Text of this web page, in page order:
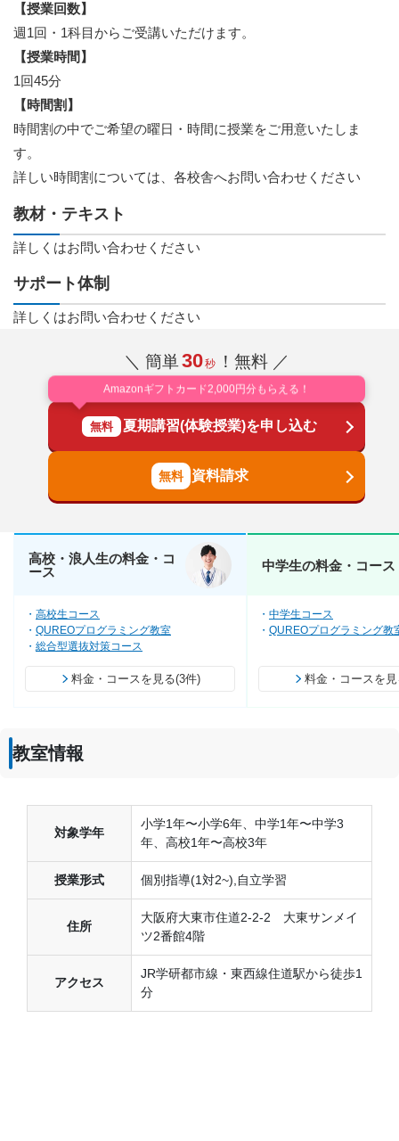
【授業回数】
週1回・1科目からご受講いただけます。
【授業時間】
1回45分
【時間割】
時間割の中でご希望の曜日・時間に授業をご用意いたしま
す。
詳しい時間割については、各校舎へお問い合わせください
教材・テキスト
詳しくはお問い合わせください
サポート体制
詳しくはお問い合わせください
＼ 簡単30秒 ！無料 ／
Amazonギフトカード2,000円分もらえる！
無料 夏期講習(体験授業)を申し込む
資料請求
高校・浪人生の料金・コ
ース
高校生コース
QUREOプログラミング教室
総合型選抜対策コース
料金・コースを見る(3件)
中学生の料金・コース
中学生コース
QUREOプログラミング教
料金・コースを
教室情報
対象学年
小学1年〜小学6年、中学1年〜中学3
年、高校1年〜高校3年
授業形式 個別指導(1対2~),自立学習
住所
大阪府大東市住道2-2-2 大東サンメイ
ツ2番館4階
アクセス
JR学研都市線・東西線住道駅から徒歩1
分